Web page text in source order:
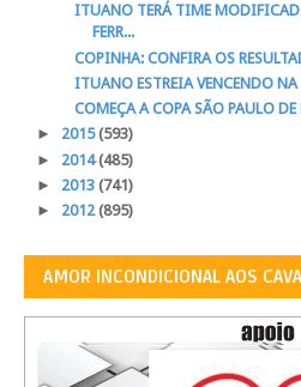
ITUANO TERÁ TIME
FERR...
COPINHA: CONFIRA OS
ITUANO ESTREIA VENCENDO
COMEÇA A COPA SÃO PAULO
► 2015(593)
► 2014(485)
► 2013 (741)
► 2012(895)
AMOR INCONDICIONAL AOS